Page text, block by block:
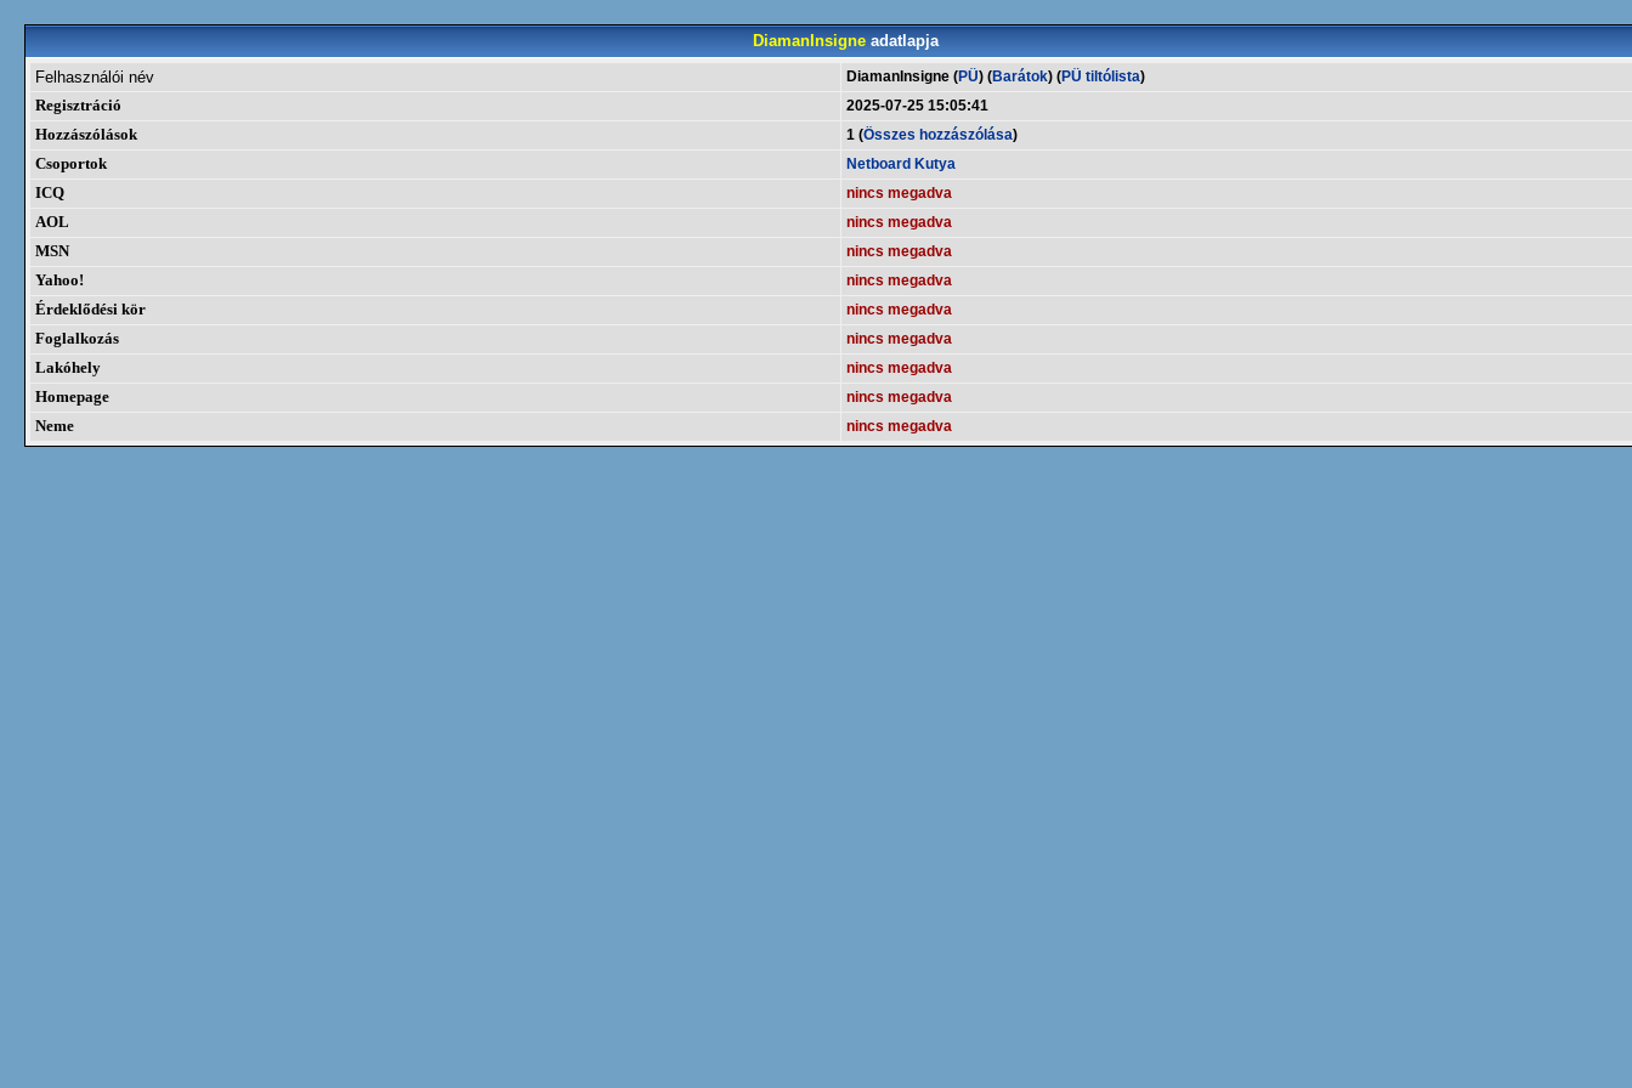
DiamanInsigneadatlapja
Felhasználói név
DiamanInsigne (PÜ) (Barátok) (PÜ tiltólista)
Regisztráció
2025-07-25 15:05:41
Hozzászólások
1 (Összes hozzászólása)
Csoportok
Netboard Kutya
ICQ
nincs megadva
AOL
nincs megadva
MSN
nincs megadva
Yahoo!
nincs megadva
Érdeklődési kör
nincs megadva
Foglalkozás
nincs megadva
Lakóhely
nincs megadva
Homepage
nincs megadva
Neme
nincs megadva